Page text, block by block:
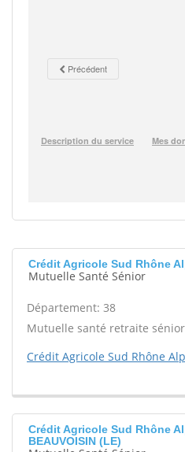
Crédit Agricole Sud Rhône
Mutuelle Santé Sénior
Département: 38
Mutuelle santé retraite sénior
Crédit Agricole Sud Rhône
Crédit Agricole Sud Rhône
BEAUVOISIN (LE)